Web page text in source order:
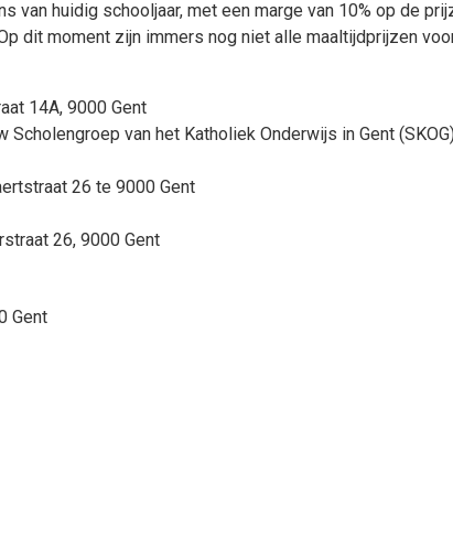
huidig schooljaar, met een marge van 10% op de
dit moment zijn immers nog niet alle maaltijdprijzen
14A, 9000 Gent
van het Katholiek Onderwijs in Gent
26 te 9000 Gent
26, 9000 Gent
Gent